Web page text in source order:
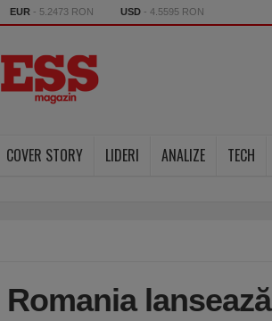
EUR - 5.2473 RON USD - 4.5595 RON
COVER STORY LIDERI ANALIZE TECH
lansează